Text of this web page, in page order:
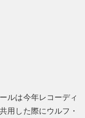
ルは今年レコーディ
用した際にウルフ・